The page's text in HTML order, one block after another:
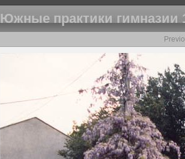
Южные практики гимназии